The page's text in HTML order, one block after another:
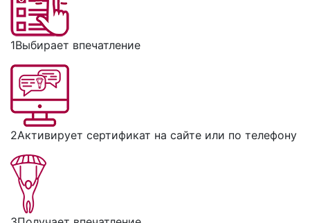
1Выбирает впечатление
2Активирует сертификат на сайте или по телефону